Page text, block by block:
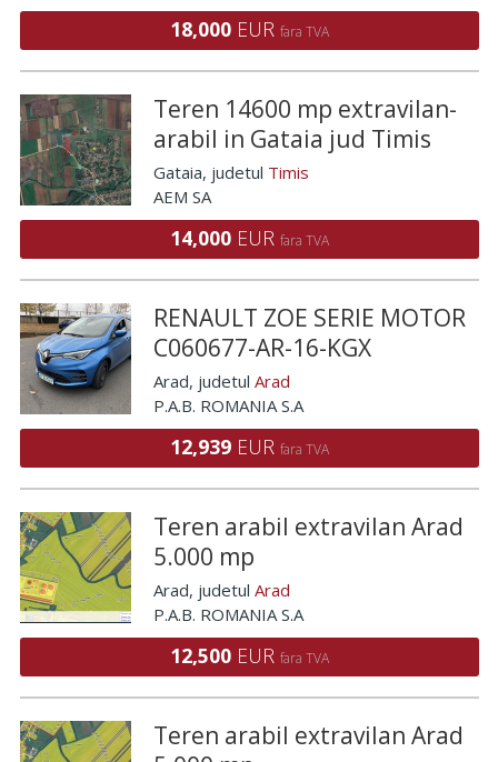
18,000 EUR fara TVA
Teren 14600 mp extravilan-
arabil in Gataia jud Timis
Gataia, judetul Timis
AEM SA
14,000 EUR fara TVA
RENAULT ZOE SERIE MOTOR
C060677-AR-16-KGX
Arad, judetul Arad
P.A.B. ROMANIA S.A
12,939 EUR fara TVA
Teren arabil extravilan Arad
5.000 mp
Arad, judetul Arad
P.A.B. ROMANIA S.A
12,500 EUR fara TVA
Teren arabil extravilan Arad